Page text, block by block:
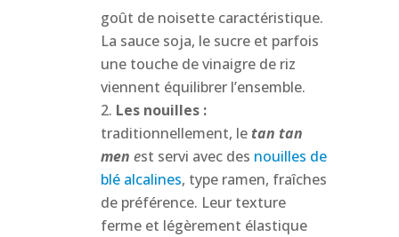
goût de noisette caractéristique.
La sauce soja, le sucre et parfois
une touche de vinaigre de riz
viennent équilibrer l’ensemble.
Les nouilles :
traditionnellement, letan tan
men est servi avec des nouilles de
blé alcalines, type ramen, fraîches
de préférence. Leur texture
ferme et légèrement élastique